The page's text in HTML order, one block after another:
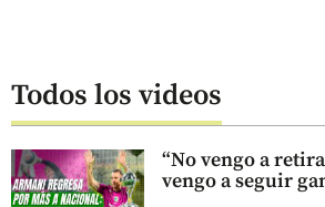
Todos los videos
“No vengo a
vengo a seguir